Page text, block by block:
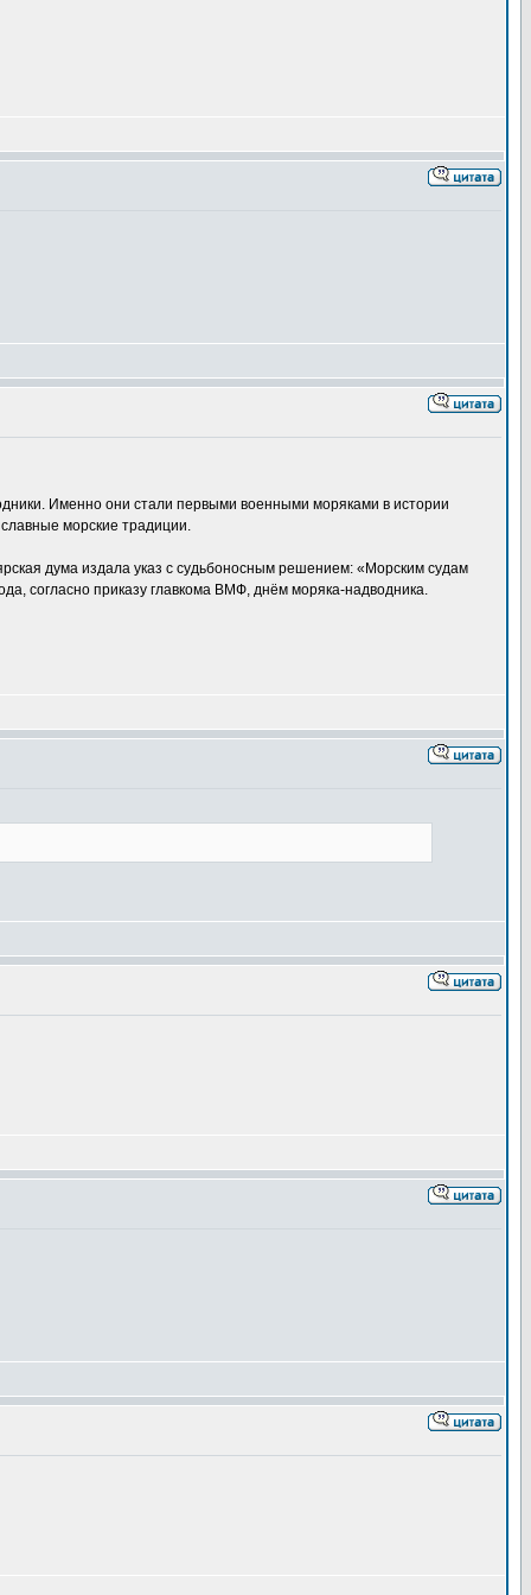
Именно они стали первыми военными моряками в истории
морские традиции.
дума издала указ с судьбоносным решением: «Морским судам
согласно приказу главкома ВМФ, днём моряка-надводника.